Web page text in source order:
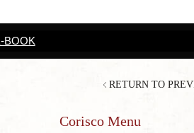
RETURN TO
Corisco Menu